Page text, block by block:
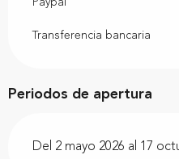
Paypal
Transferencia bancaria
Periodos de apertura
Del 2 mayo 2026 al 17